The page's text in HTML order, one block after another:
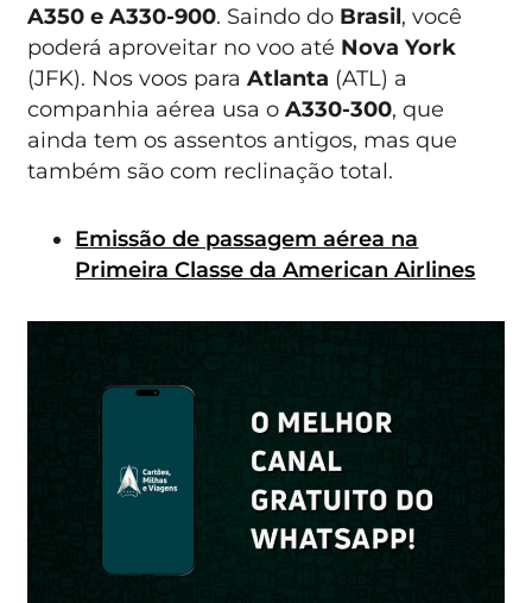
A350 e A330-900. Saindo do Brasil, você
poderá aproveitar no voo até Nova York
(JFK). Nos voos paraAtlanta (ATL) a
companhia aérea usa oA330-300, que
ainda tem os assentos antigos, mas que
também são com reclinação total.
Emissão de passagem aérea na
Primeira Classe da American Airlines